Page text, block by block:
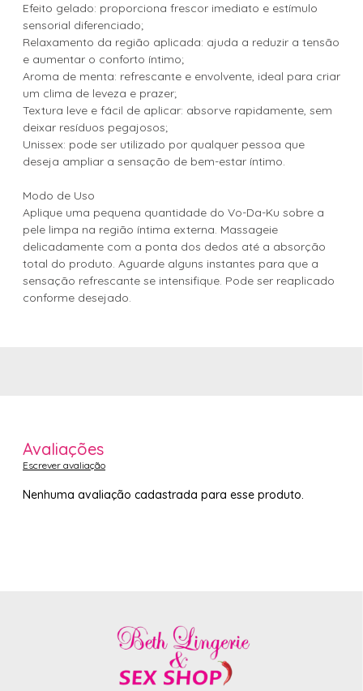
Efeito gelado: proporciona frescor imediato e estímulo
sensorial diferenciado;
Relaxamento da região aplicada: ajuda a reduzir a tensão
e aumentar o conforto íntimo;
Aroma de menta: refrescante e envolvente, ideal para criar
um clima de leveza e prazer;
Textura leve e fácil de aplicar: absorve rapidamente, sem
deixar resíduos pegajosos;
Unissex: pode ser utilizado por qualquer pessoa que
deseja ampliar a sensação de bem-estar íntimo.
Modo de Uso
Aplique uma pequena quantidade do Vo-Da-Ku sobre a
pele limpa na região íntima externa. Massageie
delicadamente com a ponta dos dedos até a absorção
total do produto. Aguarde alguns instantes para que a
sensação refrescante se intensifique. Pode ser reaplicado
conforme desejado.
Avaliações
Escrever avaliação
Nenhuma avaliação cadastrada para esse produto.